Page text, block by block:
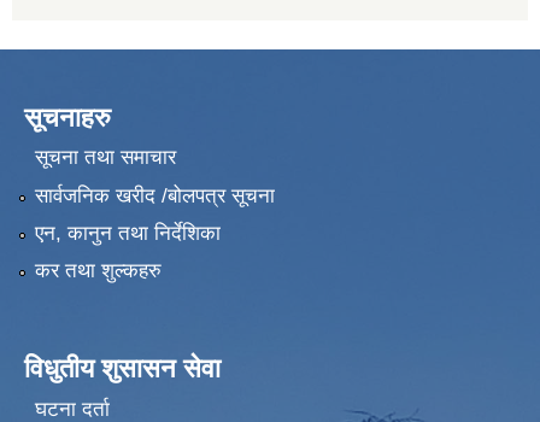
सूचनाहरु
सूचना तथा समाचार
सार्वजनिक खरीद /बोलपत्र सूचना
एन, कानुन तथा निर्देशिका
कर तथा शुल्कहरु
विधुतीय शुसासन सेवा
घटना दर्ता